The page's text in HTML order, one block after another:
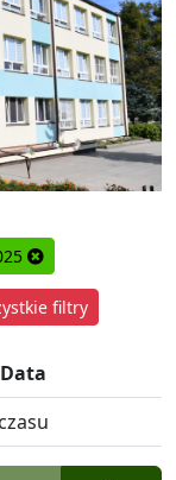
filtry
Data